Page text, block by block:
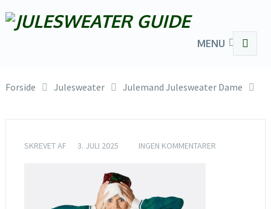
MENU
Forside Julesweater Julemand Julesweater Dame
SKREVET AF 3. JULI 2025 INGEN KOMMENTARER